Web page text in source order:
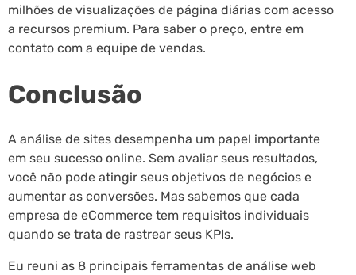
milhões de visualizações de página diárias com acesso
a recursos premium. Para saber o preço, entre em
contato com a equipe de vendas.
Conclusão
A análise de sites desempenha um papel importante
em seu sucesso online. Sem avaliar seus resultados,
você não pode atingir seus objetivos de negócios e
aumentar as conversões. Mas sabemos que cada
empresa de eCommerce tem requisitos individuais
quando se trata de rastrear seus KPIs.
Eu reuni as 8 principais ferramentas de análise web